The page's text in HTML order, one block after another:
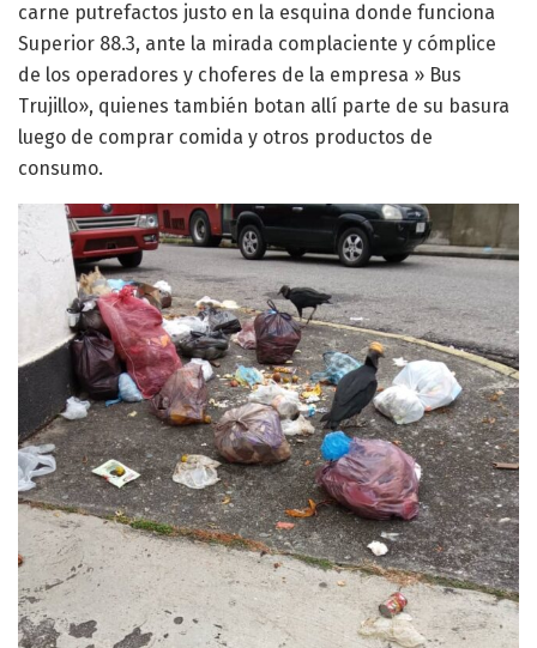
carne putrefactos justo en la esquina donde funciona
Superior 88.3, ante la mirada complaciente y cómplice
de los operadores y choferes de la empresa » Bus
Trujillo», quienes también botan allí parte de su basura
luego de comprar comida y otros productos de
consumo.